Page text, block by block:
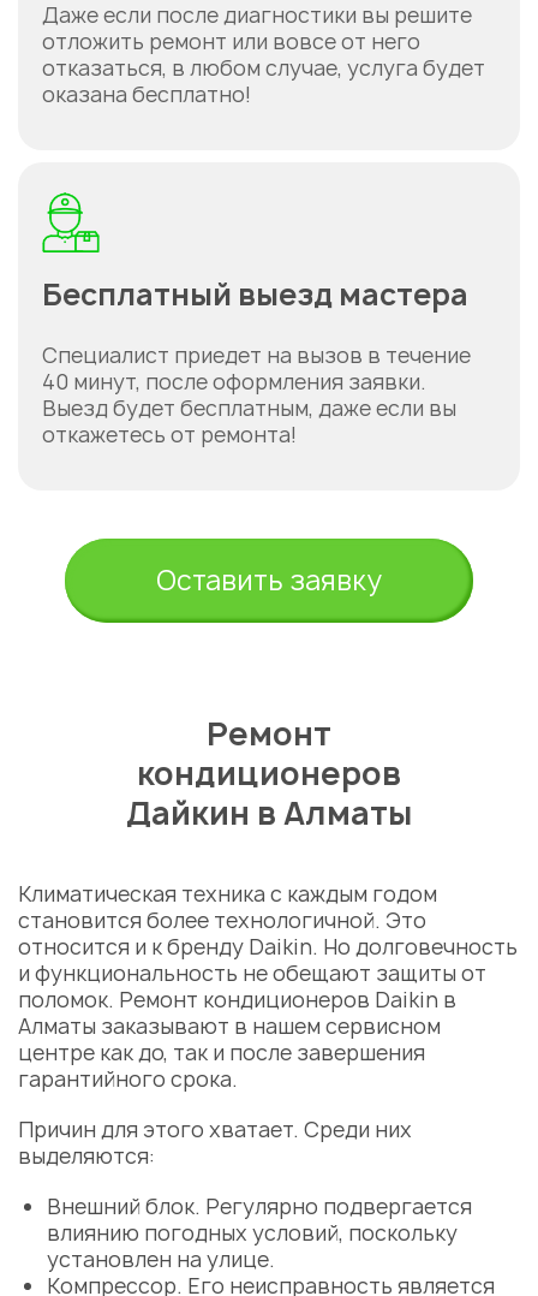
Даже если после диагностики вы решите
отложить ремонт или вовсе от него
отказаться, в любом случае, услуга будет
оказана бесплатно!
Бесплатный выезд мастера
Специалист приедет на вызов в течение
40 минут, после оформления заявки.
Выезд будет бесплатным, даже если вы
откажетесь от ремонта!
Оставить заявку
Ремонт
кондиционеров
Дайкин в Алматы
Климатическая техника с каждым годом
становится более технологичной. Это
относится и к бренду Daikin. Но долговечность
и функциональность не обещают защиты от
поломок. Ремонт кондиционеров Daikin в
Алматы заказывают в нашем сервисном
центре как до, так и после завершения
гарантийного срока.
Причин для этого хватает. Среди них
выделяются:
Внешний блок. Регулярно подвергается
влиянию погодных условий, поскольку
установлен на улице.
Компрессор. Его неисправность является